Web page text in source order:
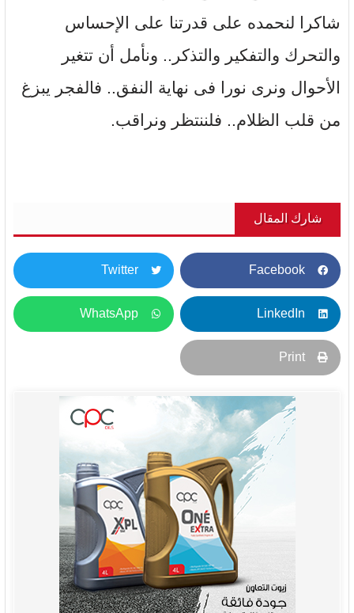
شاكرا لنحمده على قدرتنا على الإحساس
والتحرك والتفكير والتذكر.. ونأمل أن تتغير
الأحوال ونرى نورا فى نهاية النفق.. فالفجر يبزغ
من قلب الظلام.. فلننتظر ونراقب.
شارك المقال
Facebook
Twitter
LinkedIn
WhatsApp
Print